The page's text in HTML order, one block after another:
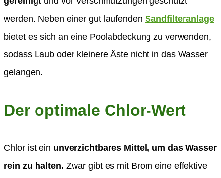
werden. Neben einer gut laufenden Sandfilteranlage
bietet es sich an eine Poolabdeckung zu verwenden,
sodass Laub oder kleinere Äste nicht in das Wasser
gelangen.
Der optimale Chlor-Wert
Chlor ist ein unverzichtbares Mittel, um das Wasser
rein zu halten. Zwar gibt es mit Brom eine effektive